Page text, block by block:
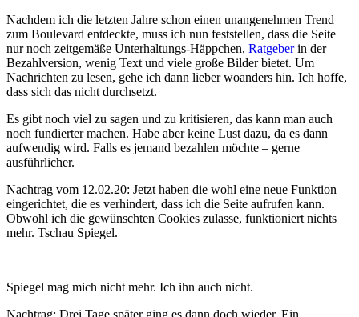
Nachdem ich die letzten Jahre schon einen unangenehmen Trend
zum Boulevard entdeckte, muss ich nun feststellen, dass die Seite
nur noch zeitgemäße Unterhaltungs-Häppchen, Ratgeberin der
Bezahlversion, wenig Text und viele große Bilder bietet. Um
Nachrichten zu lesen, gehe ich dann lieber woanders hin. Ich hoffe,
dass sich das nicht durchsetzt.
Es gibt noch viel zu sagen und zu kritisieren, das kann man auch
noch fundierter machen. Habe aber keine Lust dazu, da es dann
aufwendig wird. Falls es jemand bezahlen möchte – gerne
ausführlicher.
Nachtrag vom 12.02.20: Jetzt haben die wohl eine neue Funktion
eingerichtet, die es verhindert, dass ich die Seite aufrufen kann.
Obwohl ich die gewünschten Cookies zulasse, funktioniert nichts
mehr. Tschau Spiegel.
Spiegel mag mich nicht mehr. Ich ihn auch nicht.
Nachtrag: Drei Tage später ging es dann doch wieder. Ein